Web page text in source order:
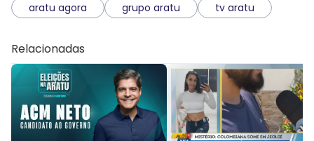
aratu agora grupo aratu tv aratu
Relacionadas